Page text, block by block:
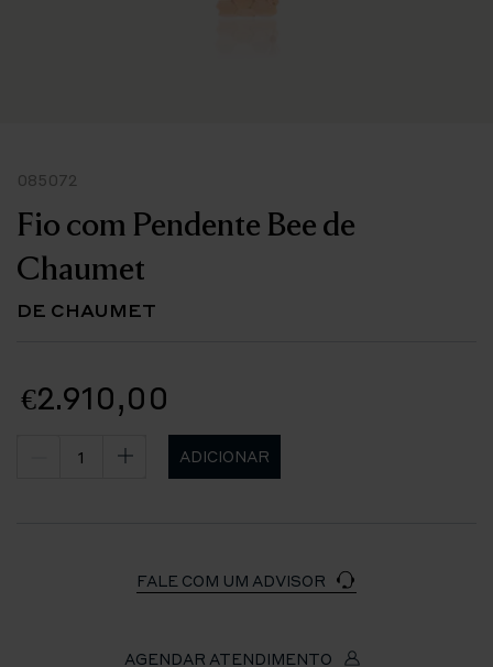
085072
Fio com Pendente Bee de
Chaumet
DE CHAUMET
€2.910,00
ADICIONAR
FALE COM UM ADVISOR
AGENDAR ATENDIMENTO